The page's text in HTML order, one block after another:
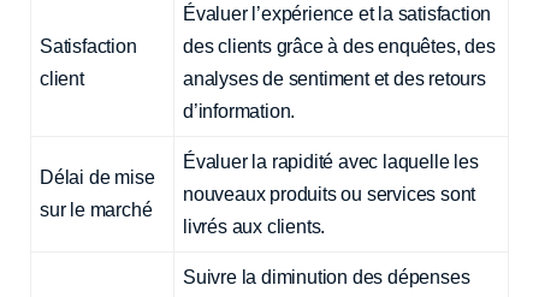
Satisfaction
client
Évaluer l’expérience et la satisfaction
des clients grâce à des enquêtes, des
analyses de sentiment et des retours
d’information.
Délai de mise
sur le marché
Évaluer la rapidité avec laquelle les
nouveaux produits ou services sont
livrés aux clients.
Suivre la diminution des dépenses